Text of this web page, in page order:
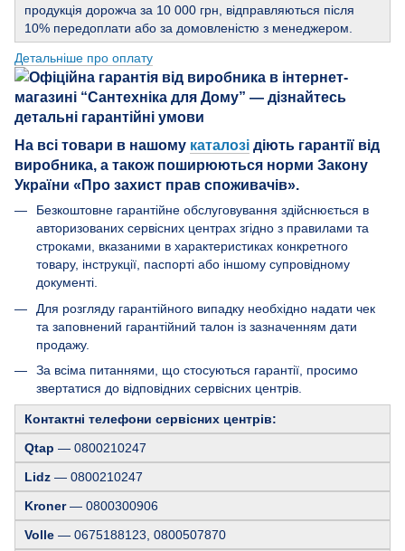
продукція дорожча за 10 000 грн, відправляються після
10% передоплати або за домовленістю з менеджером.
Детальніше про оплату
На всі товари в нашому каталозі діють гарантії від
виробника, а також поширюються норми Закону
України «Про захист прав споживачів».
Безкоштовне гарантійне обслуговування здійснюється в
авторизованих сервісних центрах згідно з правилами та
строками, вказаними в характеристиках конкретного
товару, інструкції, паспорті або іншому супровідному
документі.
Для розгляду гарантійного випадку необхідно надати чек
та заповнений гарантійний талон із зазначенням дати
продажу.
За всіма питаннями, що стосуються гарантії, просимо
звертатися до відповідних сервісних центрів.
Контактні телефони сервісних центрів:
Qtap — 0800210247
Lidz — 0800210247
Kroner— 0800300906
Volle — 0675188123, 0800507870